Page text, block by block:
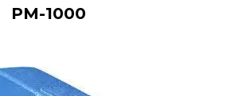
РМ-1000